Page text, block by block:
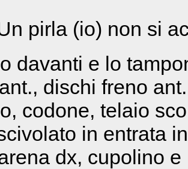
pirla (io) non si
davanti e lo
dischi freno
codone, telaio
in entrata
dx, cupolino